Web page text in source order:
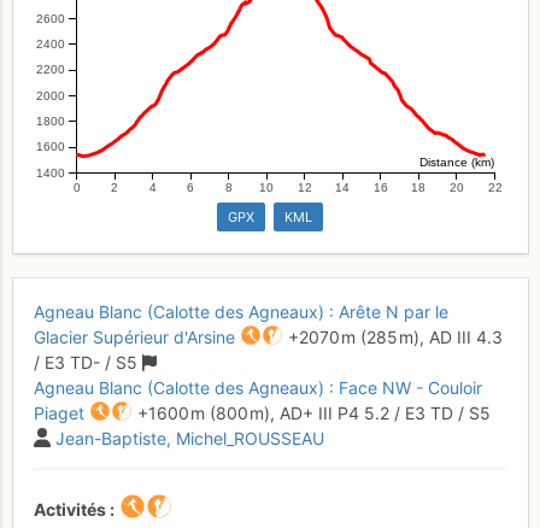
1400
1600
1800
2000
2200
2400
2600
0 2 4 6 8 10 12 14 16 18 20 22
Distance (km)
GPX KML
Agneau Blanc (Calotte des Agneaux) : Arête N par le
Glacier Supérieur d'Arsine
+2070 m (285 m), AD III 4.3
/ E3 TD- / S5
Agneau Blanc (Calotte des Agneaux) : Face NW - Couloir
Piaget
+1600 m (800 m), AD+ III P4 5.2 / E3 TD / S5
Jean-Baptiste Michel_ROUSSEAU
Activités